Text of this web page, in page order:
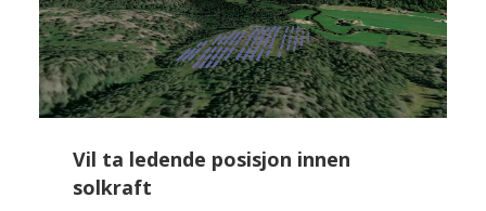
Vil ta ledende posisjon innen
solkraft